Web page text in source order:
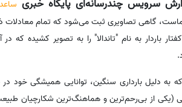
سرویس چندرسانه‌ای پایگاه خبری
باردار به نام "تاندالا" را به تصویر کشیده
که به دلیل بارداری سنگین، توانایی همیشگی خود
(یکی از بی‌رحم‌ترین و هماهنگ‌ترین شکارچیان